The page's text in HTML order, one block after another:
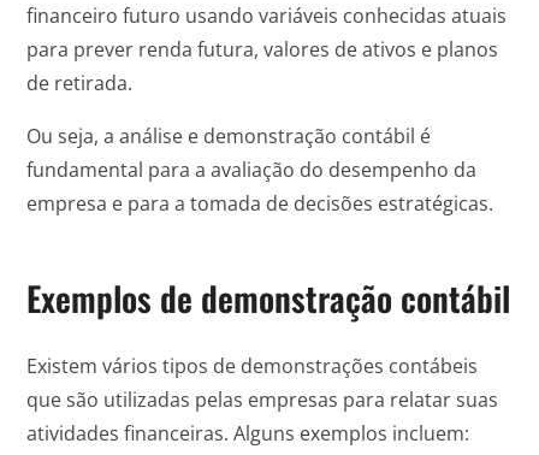
financeiro futuro usando variáveis ​​conhecidas atuais
para prever renda futura, valores de ativos e planos
de retirada.
Ou seja, a análise e demonstração contábil é
fundamental para a avaliação do desempenho da
empresa e para a tomada de decisões estratégicas.
Exemplos de demonstração contábil
Existem vários tipos de demonstrações contábeis
que são utilizadas pelas empresas para relatar suas
atividades financeiras. Alguns exemplos incluem: